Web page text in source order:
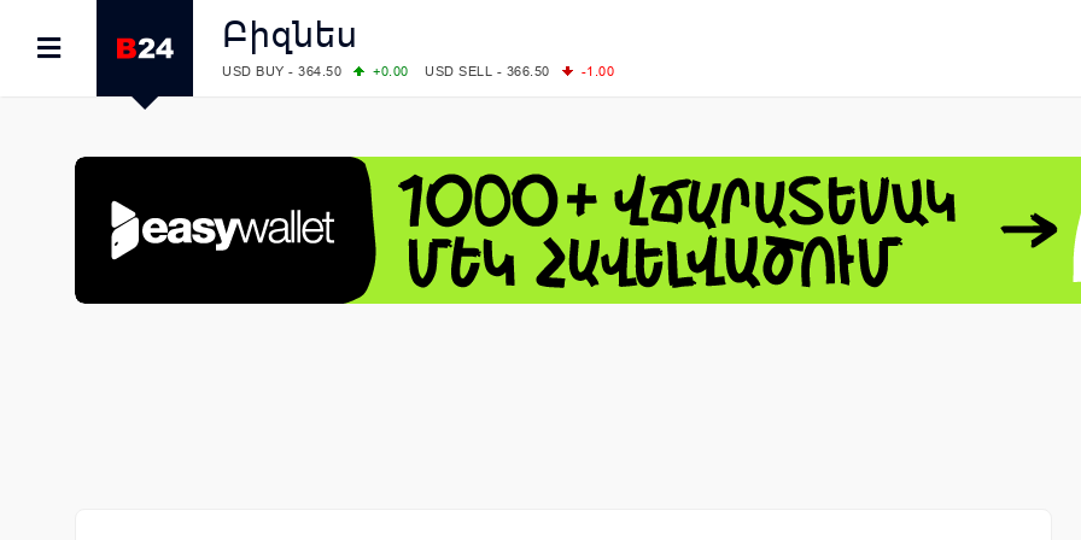
Բիզնես
USD BUY - 364.50 +0.00 USD SELL - 366.50
-1.00
COMEX: PLATINUM - 1765.90
LME: ALUMINIUM - 3184.00
-0.27 COPPER - 13791.00
-0.12
LME: NICKEL - 17249.00
+0.09 TIN - 55268.00
+2.50
LME: LEAD - 1877.50
-1.00 ZINC - 3643.00
+1.43
FOREX: USD/JPY - 157.68
+0.12 EUR/GBP - 1.1548
+0.11
FOREX: EUR/USD - 1.1548
+0.11 GBP/USD - 1.3459
+0.04